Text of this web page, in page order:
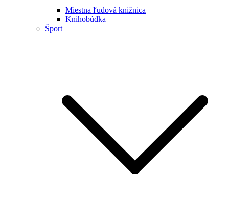
Miestna ľudová knižnica
Knihobúdka
Šport